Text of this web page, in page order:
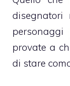
disegnatori
provate a
di stare